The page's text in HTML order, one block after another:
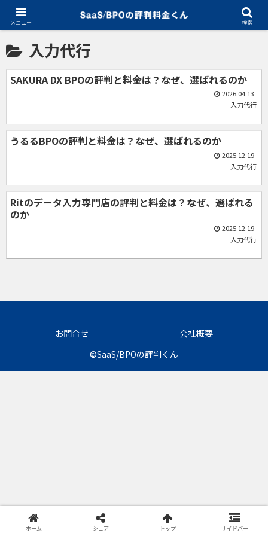
ホーム 入力代行
入力代行
SAKURA DX BPOの評判と料金は？なぜ、選ばれるのか
2026.04.13
入力代行
うるるBPOの評判と料金は？なぜ、選ばれるのか
2025.12.19
入力代行
Ritのデータ入力専門店の評判と料金は？なぜ、選ばれる
のか
2025.12.19
入力代行
お問合せ
会社概要
©SaaS/BPOの評判くん
メニュー 検索
ホーム シェア トップ サイドバー